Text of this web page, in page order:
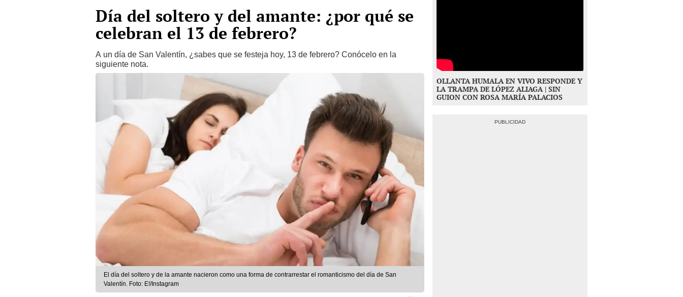
Día del soltero y del amante: ¿por qué se
celebran el 13 de febrero?
A un día de San Valentín, ¿sabes que se festeja hoy, 13 de febrero? Conócelo en la
siguiente nota.
El día del soltero y de la amante nacieron como una forma de contrarrestar el romanticismo del día de San
Valentín. Foto: E!/Instagram
OLLANTA HUMALA EN VIVO RESPONDE Y
LA TRAMPA DE LÓPEZ ALIAGA | SIN
GUION CON ROSA MARÍA PALACIOS